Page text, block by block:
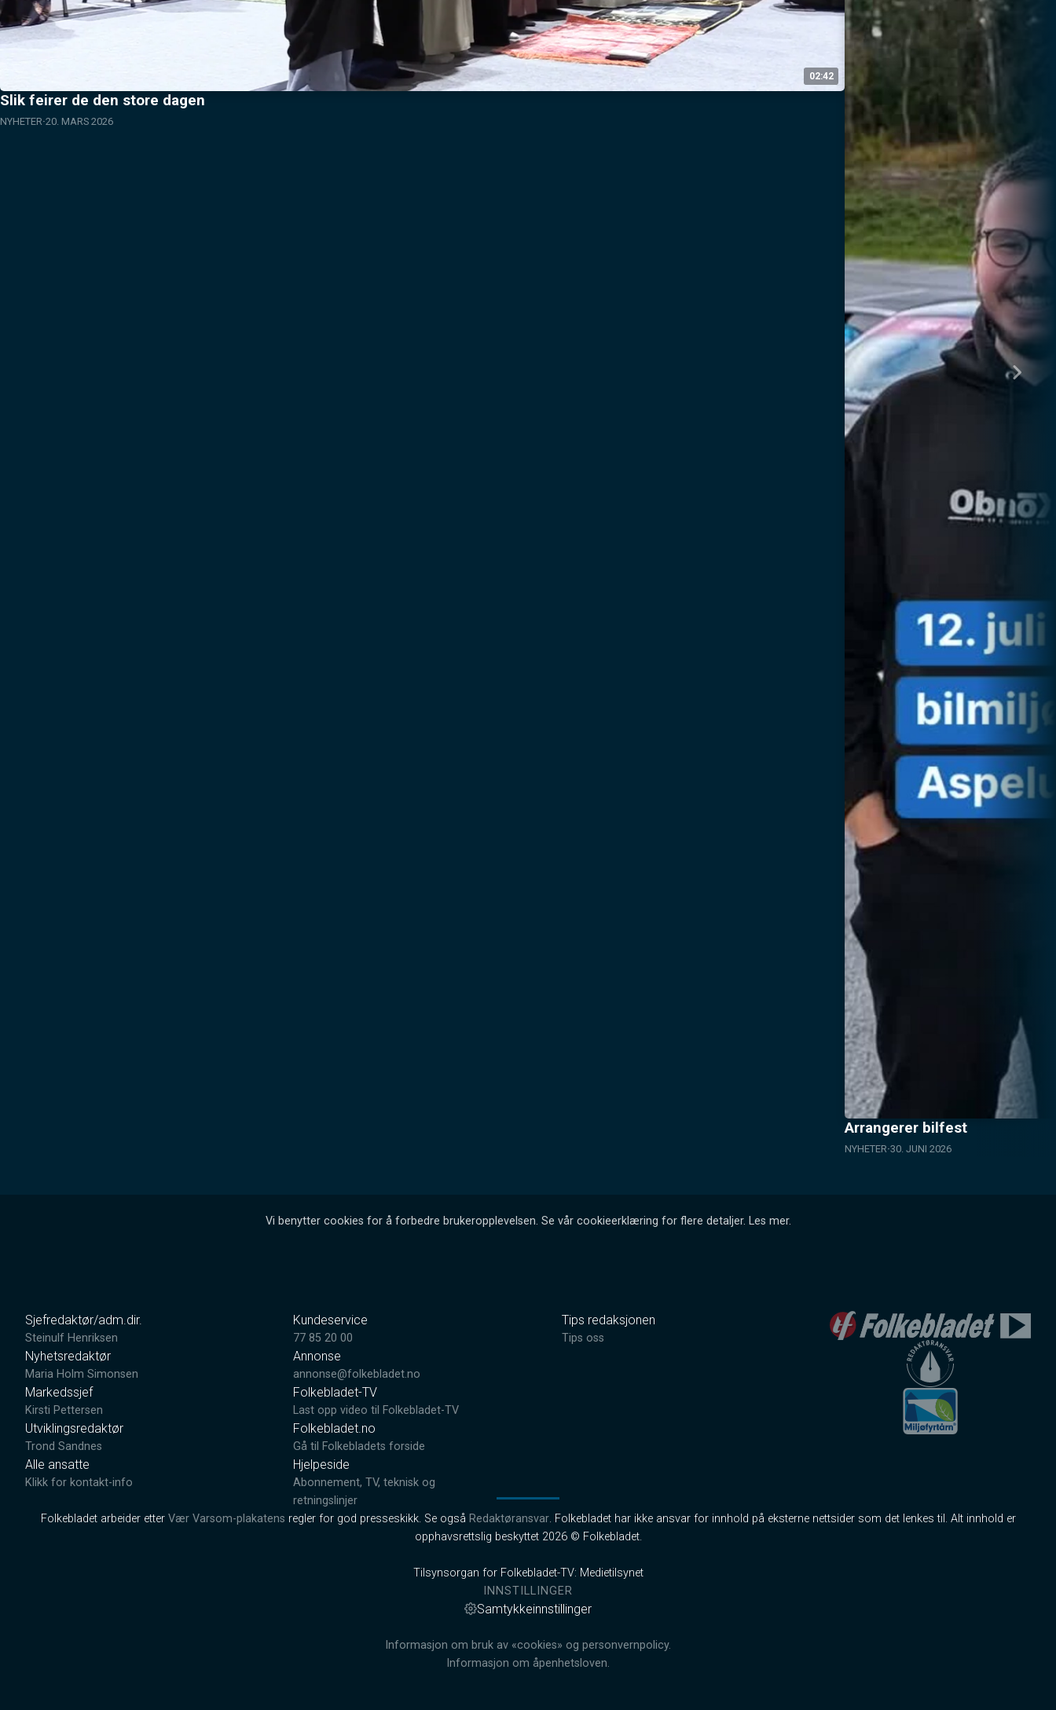
02:42
Slik feirer de den store dagen
NYHETER 20. MARS 2026
Arrangerer bilfest
NYHETER 30. JUNI 2026
Vi benytter cookies for å forbedre brukeropplevelsen. Se vår cookieerklæring for flere detaljer. Les mer.
Sjefredaktør/adm.dir.
Steinulf Henriksen
Nyhetsredaktør
Maria Holm Simonsen
Markedssjef
Kirsti Pettersen
Utviklingsredaktør
Trond Sandnes
Alle ansatte
Klikk for kontakt-info
Kundeservice
77 85 20 00
Annonse
annonse@folkebladet.no
Folkebladet-TV
Last opp video til Folkebladet-TV
Folkebladet.no
Gå til Folkebladets forside
Hjelpeside
Abonnement, TV, teknisk og
retningslinjer
Tips redaksjonen
Tips oss
Folkebladet arbeider etter Vær Varsom-plakatens regler for god presseskikk. Se også Redaktøransvar. Folkebladet har ikke ansvar for innhold på eksterne nettsider som det lenkes til. Alt innhold er
opphavsrettslig beskyttet 2026 © Folkebladet.
Tilsynsorgan for Folkebladet-TV: Medietilsynet
INNSTILLINGER
Samtykkeinnstillinger
Informasjon om bruk av «cookies» og personvernpolicy.
Informasjon om åpenhetsloven.